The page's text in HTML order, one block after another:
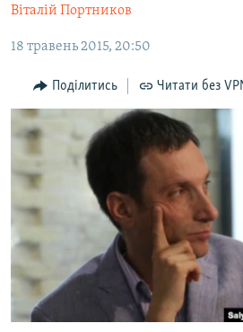
до
навігації
Перейти
пошуку
ПОЛІТИКА
БЛОГИ
ПОГЛЯД
ІНТЕРВ'Ю
ВСЕ ЗА ДЕНЬ
СПЕЦПРОЕКТИ
ДЕПОРТАЦІЯ
ВІДЕОУРОКИ «ELIFBE»
СВІДЧЕННЯ ОКУПАЦІЇ
УКРАЇНСЬКА ПРОБЛЕМА КРИМУ
ЯК ОБІЙТИ БЛОКУВАННЯ
Русский
Qırımtatar
Віталій Портников
18 травень 2015, 20:50
Поділитись Читати без